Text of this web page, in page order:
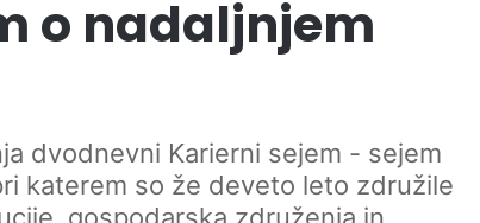
o nadaljnjem
dvodnevni Karierni sejem - sejem
katerem so že deveto leto združile